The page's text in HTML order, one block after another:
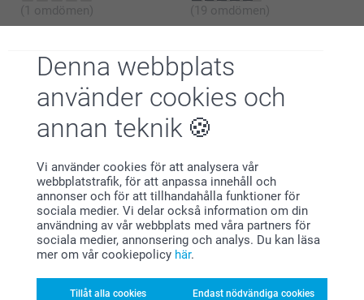
Denna webbplats
använder cookies och
annan teknik
Vi använder cookies för att analysera vår
webbplatstrafik, för att anpassa innehåll och
annonser och för att tillhandahålla funktioner för
sociala medier. Vi delar också information om din
användning av vår webbplats med våra partners för
sociala medier, annonsering och analys. Du kan läsa
mer om vår cookiepolicy här.
Tillåt alla cookies Endast nödvändiga cookies
(1 omdömen) (19 omdömen)
Dots and Stripes
Den här kollektionen bjuder på den ultimata remixen
av tidlösa mönster, med fullt fokus på djärva ränder
och lekfulla polkaprickar. Från kontrastrika
prickmönster till pastellfärgade polkagrisränder –
rena, klassiska retrolooken ett modernt uttryck.
Varförsmartphoto?